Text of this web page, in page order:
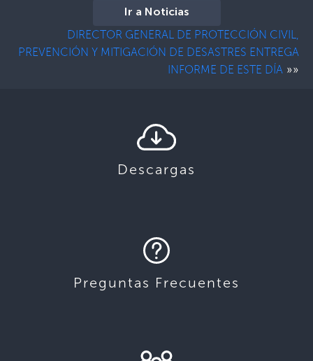
Ir a Noticias
DIRECTOR GENERAL DE PROTECCIÓN CIVIL,
PREVENCIÓN Y MITIGACIÓN DE DESASTRES ENTREGA
INFORME DE ESTE DÍA »»
Descargas
Preguntas Frecuentes